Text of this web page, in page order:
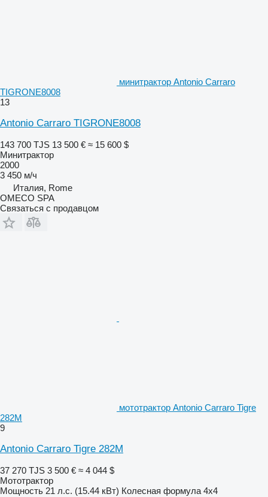
минитрактор Antonio Carraro
TIGRONE8008
13
Antonio Carraro TIGRONE8008
143 700 TJS 13 500 € ≈ 15 600 $
Минитрактор
2000
3 450 м/ч
Италия, Rome
OMECO SPA
Связаться с продавцом
мототрактор Antonio Carraro Tigre
282M
9
Antonio Carraro Tigre 282M
37 270 TJS 3 500 € ≈ 4 044 $
Мототрактор
Мощность 21 л.с. (15.44 кВт) Колесная формула 4x4